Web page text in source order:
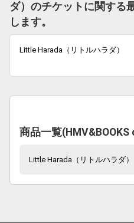
ダ）のチケットに関する
します。
Little Harada（リトルハラダ）
商品一覧(HMV&BOOKS
Little Harada（リトルハラダ）